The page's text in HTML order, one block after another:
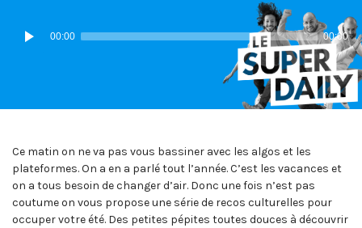
Lecteur
audio
00:00 00:00
Ce matin on ne va pas vous bassiner avec les algos et les
plateformes. On a en a parlé tout l’année. C’est les vacances et
on a tous besoin de changer d’air. Donc une fois n’est pas
coutume on vous propose une série de recos culturelles pour
occuper votre été. Des petites pépites toutes douces à découvrir